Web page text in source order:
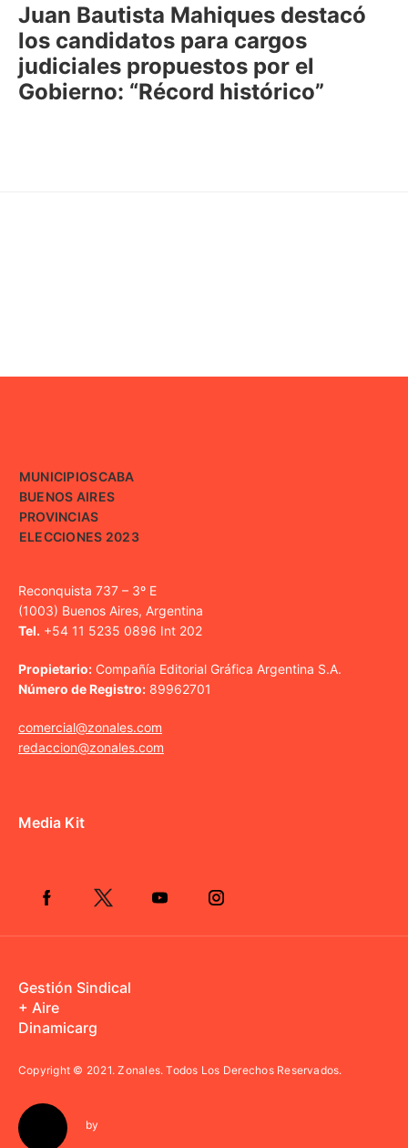
Juan Bautista Mahiques destacó
los candidatos para cargos
judiciales propuestos por el
Gobierno: “Récord histórico”
MUNICIPIOSCABA
BUENOS AIRES
PROVINCIAS
ELECCIONES 2023
Reconquista 737 – 3º E
(1003) Buenos Aires, Argentina
Tel. +54 11 5235 0896 Int 202
Propietario: Compañía Editorial Gráfica Argentina S.A.
Número de Registro: 89962701
comercial@zonales.com
redaccion@zonales.com
Media Kit
Gestión Sindical
+ Aire
Dinamicarg
Copyright © 2021.Zonales. Todos Los Derechos Reservados.
by